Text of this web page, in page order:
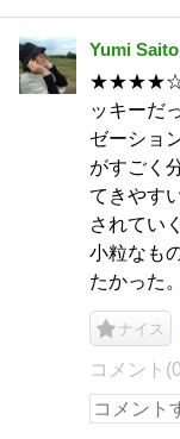
Yumi Saito
★★★★☆。
ッキーだ
ゼーショ
がすごく
てきやす
されてい
小粒なも
たかった
ナイス
コメント